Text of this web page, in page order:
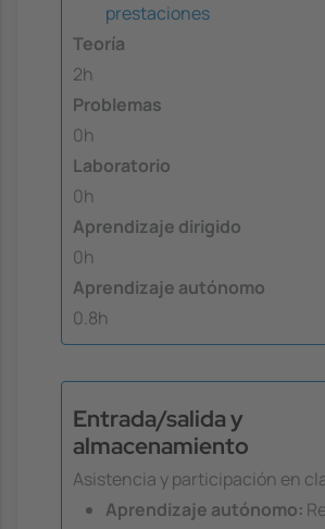
prestaciones
Teoría
2h
Problemas
0h
Laboratorio
0h
Aprendizaje dirigido
0h
Aprendizaje autónomo
0.8h
Entrada/salida y
almacenamiento
Asistencia y participación en
Aprendizaje autónomo: